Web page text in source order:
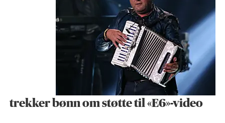
trekker bønn om støtte til «E6»-video